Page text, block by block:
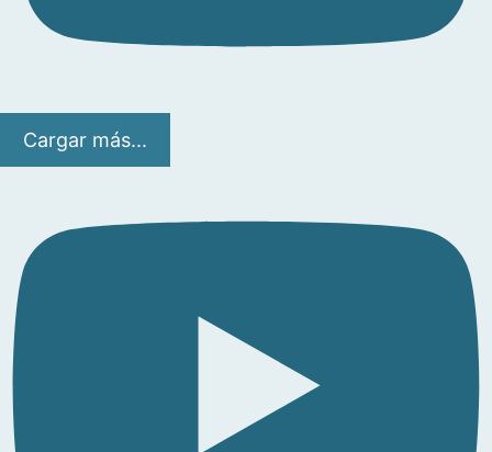
Cargar más...